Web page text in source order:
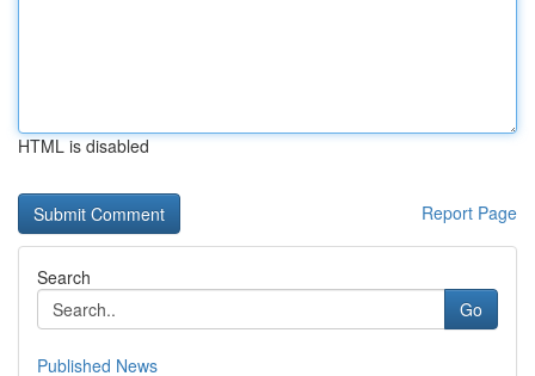
HTML is disabled
Report Page
Search
Go
Published News